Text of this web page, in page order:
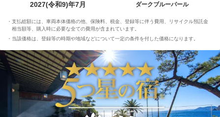
2027(令和9)年7月
ダークブルーパール
支払総額には、車両本体価格の他、保険料、税金、登録等に伴う費用、リサイクル預託金
相当額等、購入時に必要な全ての費用が含まれています。
当該価格は、登録等の時期や地域などについて一定の条件を付した価格になります。